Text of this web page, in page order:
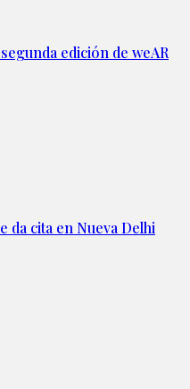
edición de weAR
da cita en Nueva Delhi